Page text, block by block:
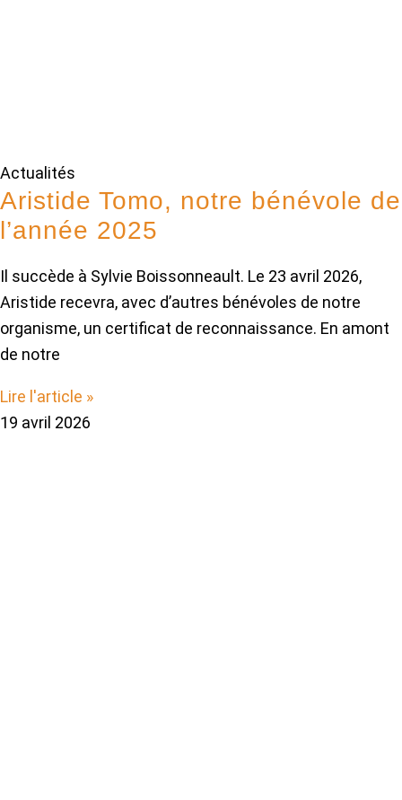
Actualités
Aristide Tomo, notre bénévole de
l’année 2025
Il succède à Sylvie Boissonneault. Le 23 avril 2026,
Aristide recevra, avec d’autres bénévoles de notre
organisme, un certificat de reconnaissance. En amont
de notre
Lire l'article »
19 avril 2026